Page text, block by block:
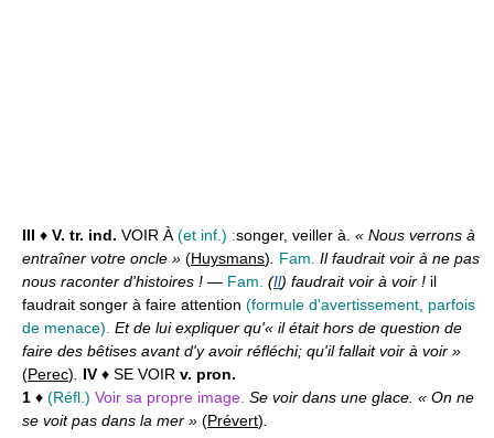
III ♦ V. tr. ind. VOIR À (et inf.) :songer, veiller à. « Nous verrons à
entraîner votre oncle » (Huysmans) Fam. Il faudrait voir à ne pas
nous raconter d'histoires ! — Fam. (Il) faudrait voir à voir ! il
faudrait songer à faire attention (formule d'avertissement, parfois
de menace). Et de lui expliquer qu'« il était hors de question de
faire des bêtises avant d'y avoir réfléchi; qu'il fallait voir à voir »
(Perec) IV ♦ SE VOIR v. pron.
1 ♦ (Réfl.) Voir sa propre image. Se voir dans une glace. « On ne
se voit pas dans la mer » (Prévert)